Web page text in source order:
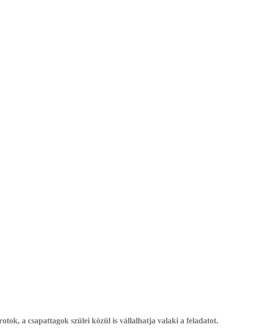
a csapattagok szülei közül is vállalhatja valaki a feladatot.